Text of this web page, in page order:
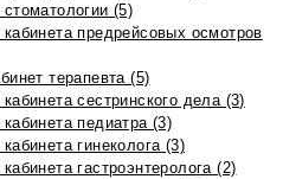
(5)
предрейсовых осмотров
терапевта (5)
сестринского дела (3)
педиатра (3)
гинеколога (3)
гастроэнтеролога (2)